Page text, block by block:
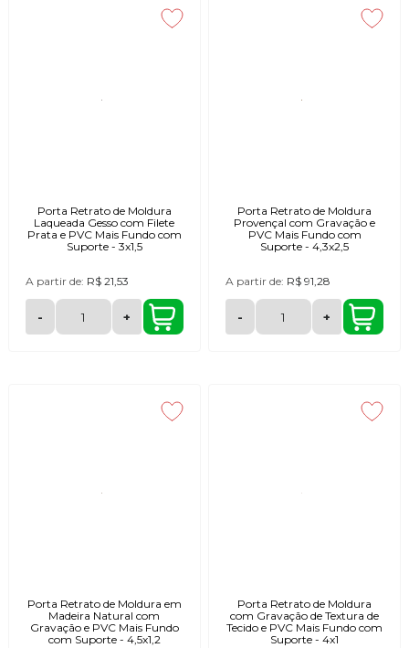
Porta Retrato de Moldura
Laqueada Gesso com Filete
Prata e PVC Mais Fundo com
Suporte - 3x1,5
A partir de: R$ 21,53
- +
Porta Retrato de Moldura
Provençal com Gravação e
PVC Mais Fundo com
Suporte - 4,3x2,5
A partir de: R$ 91,28
- +
Porta Retrato de Moldura em
Madeira Natural com
Gravação e PVC Mais Fundo
com Suporte - 4,5x1,2
Porta Retrato de Moldura
com Gravação de Textura de
Tecido e PVC Mais Fundo com
Suporte - 4x1